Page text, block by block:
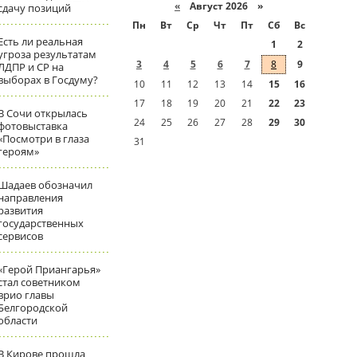
позиций
ли реальная
результатам
и СР на
в Госдуму?
Сочи открылась
в глаза
обозначил
Приангарья»
советником
главы
Кирове прошла
« Август 2026 »
Пн
Вт Ср Чт Пт Сб
Вс
1
2
3
4 5 6 7 8
9
10
11 12 13 14 15
16
17
18 19 20 21 22
23
24
25 26 27 28 29
30
31